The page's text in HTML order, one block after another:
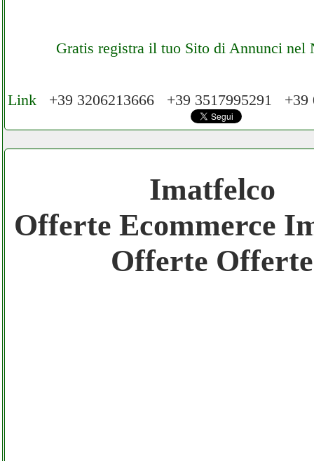
Gratis registra il tuo Sito di Annunci nel
Cerchiamo Collaboratori per Lavoro nel
€ Mese
Gratis registra il tuo Ecommerce nel
Gratis registra il tuo Sito di Annunci nel
Link +39 3206213666 +39 3517995291
Imatfelco
Offerte Ecommerce
Offerte Offerte